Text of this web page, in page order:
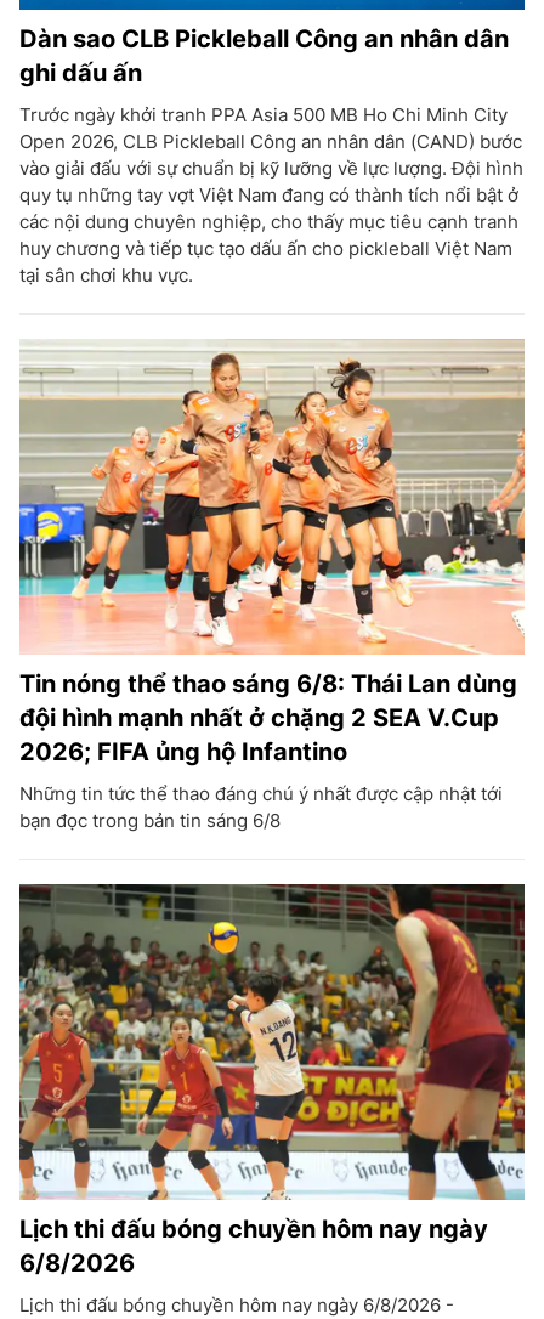
Dàn sao CLB Pickleball Công an nhân dân
ghi dấu ấn
Trước ngày khởi tranh PPA Asia 500 MB Ho Chi Minh City
Open 2026, CLB Pickleball Công an nhân dân (CAND) bước
vào giải đấu với sự chuẩn bị kỹ lưỡng về lực lượng. Đội hình
quy tụ những tay vợt Việt Nam đang có thành tích nổi bật ở
các nội dung chuyên nghiệp, cho thấy mục tiêu cạnh tranh
huy chương và tiếp tục tạo dấu ấn cho pickleball Việt Nam
tại sân chơi khu vực.
Tin nóng thể thao sáng 6/8: Thái Lan dùng
đội hình mạnh nhất ở chặng 2 SEA V.Cup
2026; FIFA ủng hộ Infantino
Những tin tức thể thao đáng chú ý nhất được cập nhật tới
bạn đọc trong bản tin sáng 6/8
Lịch thi đấu bóng chuyền hôm nay ngày
6/8/2026
Lịch thi đấu bóng chuyền hôm nay ngày 6/8/2026 -